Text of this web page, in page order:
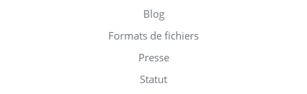
Blog
Formats de fichiers
Presse
Statut